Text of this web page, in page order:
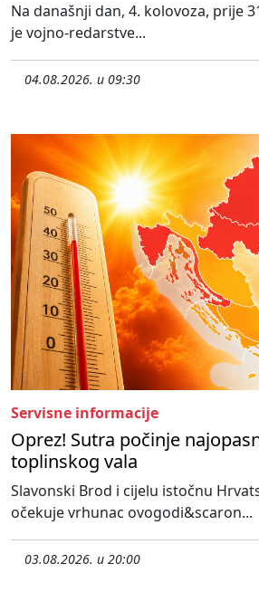
Na današnji dan, 4. kolovoza, prije
je vojno-redarstve...
04.08.2026. u 09:30
Servisne informacije
Oprez! Sutra počinje
toplinskog vala
Slavonski Brod i cijelu istočnu
očekuje vrhunac ovogodi&scaron...
03.08.2026. u 20:00